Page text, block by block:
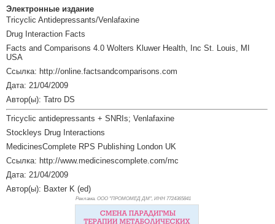
Электронные издание
Tricyclic Antidepressants/Venlafaxine
Drug Interaction Facts
Facts and Comparisons 4.0 Wolters Kluwer Health, Inc St. Louis, MI
USA
Ссылка: http://online.factsandcomparisons.com
Дата: 21/04/2009
Автор(ы): Tatro DS
Tricyclic antidepressants + SNRIs; Venlafaxine
Stockleys Drug Interactions
MedicinesComplete RPS Publishing London UK
Ссылка: http://www.medicinescomplete.com/mc
Дата: 21/04/2009
Автор(ы): Baxter K (ed)
Реклама. ООО "ПРОМОМЕД ДМ", ИНН 7724365841